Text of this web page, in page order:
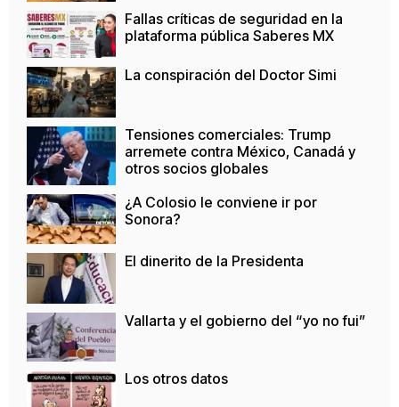
Fallas críticas de seguridad en la
plataforma pública Saberes MX
La conspiración del Doctor Simi
Tensiones comerciales: Trump
arremete contra México, Canadá y
otros socios globales
¿A Colosio le conviene ir por
Sonora?
El dinerito de la Presidenta
Vallarta y el gobierno del “yo no fui”
Los otros datos